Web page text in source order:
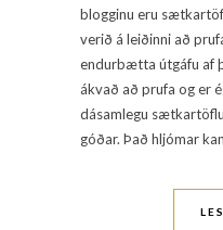
blogginu eru
verið á leiðinni að
endurbætta útgáfu af
ákvað að prufa og er
dásamlegu
góðar. Það hljómar